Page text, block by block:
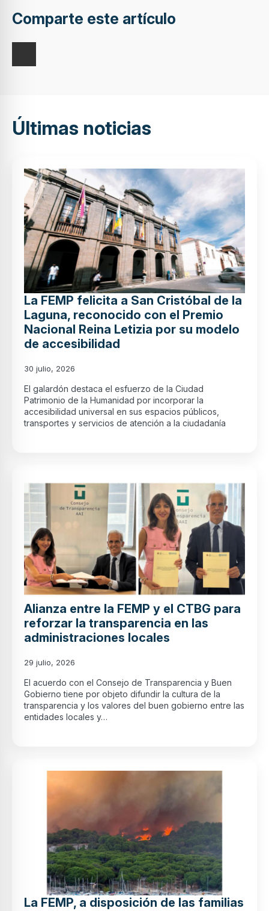
Comparte este artículo
Últimas noticias
La FEMP felicita a San Cristóbal de la
Laguna, reconocido con el Premio
Nacional Reina Letizia por su modelo
de accesibilidad
30 julio, 2026
El galardón destaca el esfuerzo de la Ciudad
Patrimonio de la Humanidad por incorporar la
accesibilidad universal en sus espacios públicos,
transportes y servicios de atención a la ciudadanía
Alianza entre la FEMP y el CTBG para
reforzar la transparencia en las
administraciones locales
29 julio, 2026
El acuerdo con el Consejo de Transparencia y Buen
Gobierno tiene por objeto difundir la cultura de la
transparencia y los valores del buen gobierno entre las
entidades locales y…
La FEMP, a disposición de las familias